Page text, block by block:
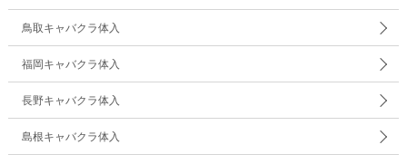
鳥取キャバクラ体入
福岡キャバクラ体入
長野キャバクラ体入
島根キャバクラ体入